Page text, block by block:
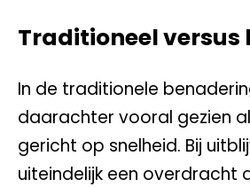
Traditioneel
In de traditionele
daarachter vooral gezien
gericht op snelheid. Bij
uiteindelijk een overdracht